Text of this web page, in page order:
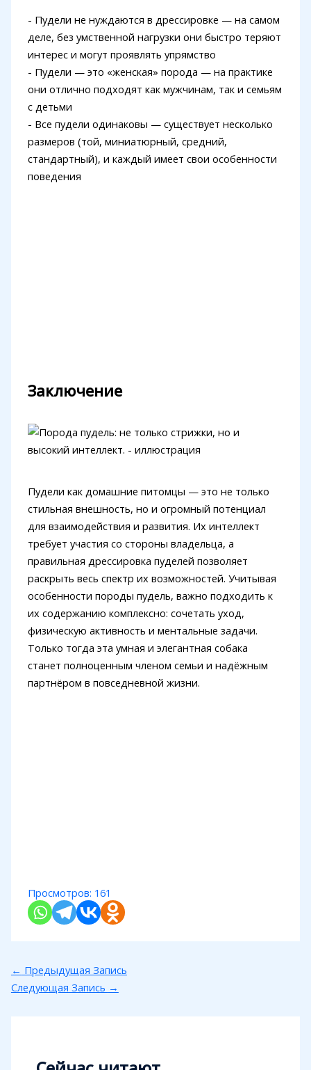
- Пудели не нуждаются в дрессировке — на самом
деле, без умственной нагрузки они быстро теряют
интерес и могут проявлять упрямство
- Пудели — это «женская» порода — на практике
они отлично подходят как мужчинам, так и семьям
с детьми
- Все пудели одинаковы — существует несколько
размеров (той, миниатюрный, средний,
стандартный), и каждый имеет свои особенности
поведения
Заключение
Пудели как домашние питомцы — это не только
стильная внешность, но и огромный потенциал
для взаимодействия и развития. Их интеллект
требует участия со стороны владельца, а
правильная дрессировка пуделей позволяет
раскрыть весь спектр их возможностей. Учитывая
особенности породы пудель, важно подходить к
их содержанию комплексно: сочетать уход,
физическую активность и ментальные задачи.
Только тогда эта умная и элегантная собака
станет полноценным членом семьи и надёжным
партнёром в повседневной жизни.
Просмотров: 161
← Предыдущая Запись
Следующая Запись →